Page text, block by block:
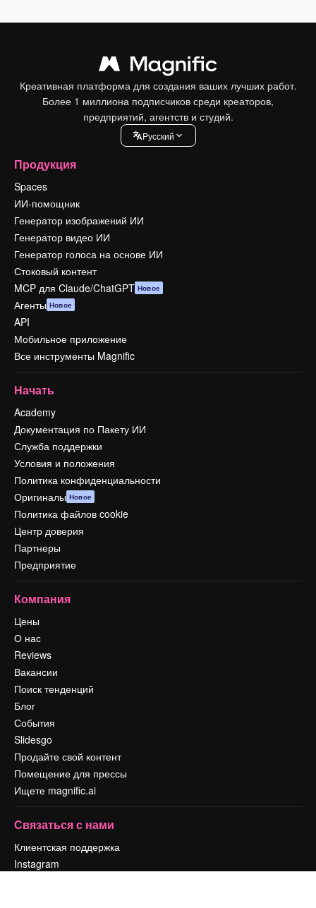
Креативная платформа для создания ваших лучших работ.
Более 1 миллиона подписчиков среди креаторов,
предприятий, агентств и студий.
Pусский
Продукция
Spaces
ИИ-помощник
Генератор изображений ИИ
Генератор видео ИИ
Генератор голоса на основе ИИ
Стоковый контент
MCP для Claude/ChatGPT Новое
Агенты Новое
API
Мобильное приложение
Все инструменты Magnific
Начать
Academy
Документация по Пакету ИИ
Служба поддержки
Условия и положения
Политика конфиденциальности
Оригиналы Новое
Политика файлов cookie
Центр доверия
Партнеры
Предприятие
Компания
Цены
О нас
Reviews
Вакансии
Поиск тенденций
Блог
События
Slidesgo
Продайте свой контент
Помещение для прессы
Ищете magnific.ai
Связаться с нами
Клиентская поддержка
Instagram